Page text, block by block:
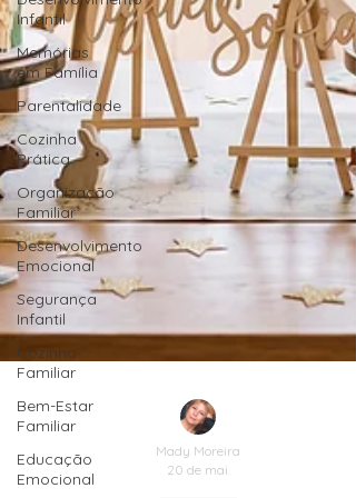
Infantil
Memórias
em Família
Parentalidade
Cozinha
Prática
Organização
Familiar
Desenvolvimento
Emocional
Segurança
Infantil
Cozinha
Familiar
Bem-Estar
Familiar
Educação
Emocional